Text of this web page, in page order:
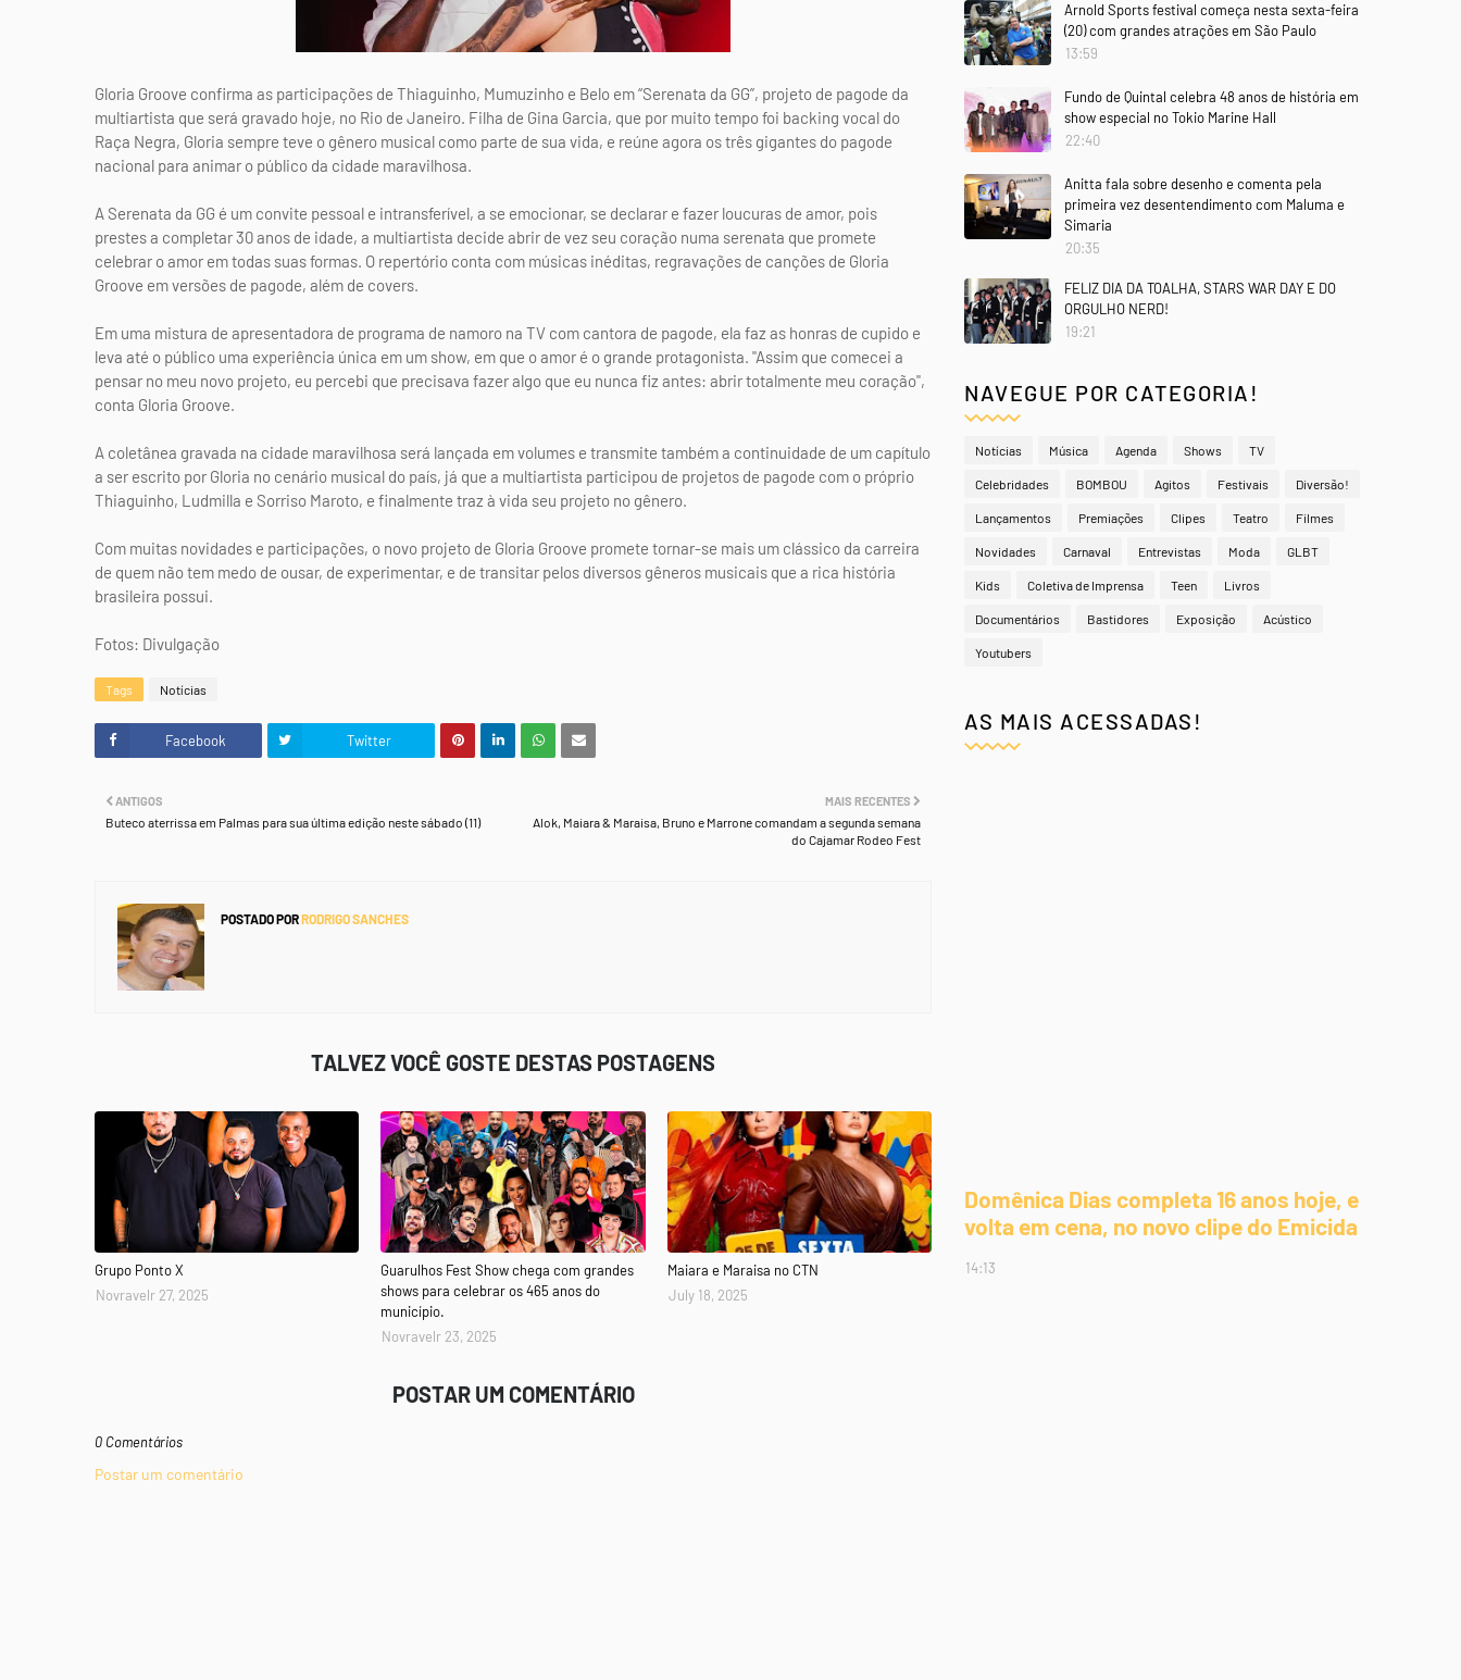
Gloria Groove confirma as participações de Thiaguinho, Mumuzinho e Belo em “Serenata da GG”, projeto de pagode da
multiartista que será gravado hoje, no Rio de Janeiro. Filha de Gina Garcia, que por muito tempo foi backing vocal do
Raça Negra, Gloria sempre teve o gênero musical como parte de sua vida, e reúne agora os três gigantes do pagode
nacional para animar o público da cidade maravilhosa.
A Serenata da GG é um convite pessoal e intransferível, a se emocionar, se declarar e fazer loucuras de amor, pois
prestes a completar 30 anos de idade, a multiartista decide abrir de vez seu coração numa serenata que promete
celebrar o amor em todas suas formas. O repertório conta com músicas inéditas, regravações de canções de Gloria
Groove em versões de pagode, além de covers.
Em uma mistura de apresentadora de programa de namoro na TV com cantora de pagode, ela faz as honras de cupido e
leva até o público uma experiência única em um show, em que o amor é o grande protagonista. "Assim que comecei a
pensar no meu novo projeto, eu percebi que precisava fazer algo que eu nunca fiz antes: abrir totalmente meu coração",
conta Gloria Groove.
A coletânea gravada na cidade maravilhosa será lançada em volumes e transmite também a continuidade de um capítulo
a ser escrito por Gloria no cenário musical do país, já que a multiartista participou de projetos de pagode com o próprio
Thiaguinho, Ludmilla e Sorriso Maroto, e finalmente traz à vida seu projeto no gênero.
Com muitas novidades e participações, o novo projeto de Gloria Groove promete tornar-se mais um clássico da carreira
de quem não tem medo de ousar, de experimentar, e de transitar pelos diversos gêneros musicais que a rica história
brasileira possui.
Fotos: Divulgação
Tags Notícias
Facebook Twitter
MAIS RECENTES
Alok, Maiara & Maraisa, Bruno e Marrone comandam a segunda semana
do Cajamar Rodeo Fest
ANTIGOS
Buteco aterrissa em Palmas para sua última edição neste sábado (11)
POSTADO PORRODRIGO SANCHES
TALVEZ VOCÊ GOSTE DESTAS POSTAGENS
Grupo Ponto X
Novravelr 27, 2025
Guarulhos Fest Show chega com grandes
shows para celebrar os 465 anos do
município.
Novravelr 23, 2025
Maiara e Maraisa no CTN
July 18, 2025
POSTAR UM COMENTÁRIO
0 Comentários
Postar um comentário
Arnold Sports festival começa nesta sexta-feira
(20) com grandes atrações em São Paulo
13:59
Fundo de Quintal celebra 48 anos de história em
show especial no Tokio Marine Hall
22:40
Anitta fala sobre desenho e comenta pela
primeira vez desentendimento com Maluma e
Simaria
20:35
FELIZ DIA DA TOALHA, STARS WAR DAY E DO
ORGULHO NERD!
19:21
NAVEGUE POR CATEGORIA!
Notícias Música Agenda Shows TV
Celebridades BOMBOU Agitos Festivais Diversão!
Lançamentos Premiações Clipes Teatro Filmes
Novidades Carnaval Entrevistas Moda GLBT
Kids Coletiva de Imprensa Teen Livros
Documentários Bastidores Exposição Acústico
Youtubers
AS MAIS ACESSADAS!
Domênica Dias completa 16 anos hoje, e
volta em cena, no novo clipe do Emicida
14:13